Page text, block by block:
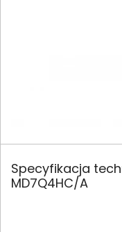
Specyfikacja
MD7Q4HC/A